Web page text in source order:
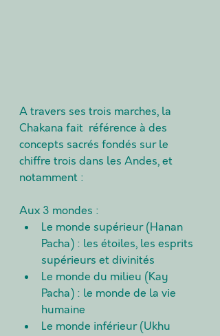
A travers ses trois marches, la
Chakana fait  référence à des
concepts sacrés fondés sur le
chiffre trois dans les Andes, et
notamment :
Aux 3 mondes :
Le monde supérieur (Hanan
Pacha) : les étoiles, les esprits
supérieurs et divinités
Le monde du milieu (Kay
Pacha) : le monde de la vie
humaine
Le monde inférieur (Ukhu